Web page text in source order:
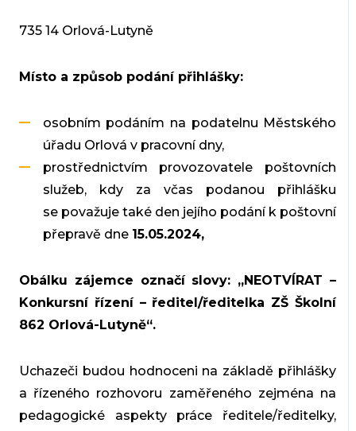
735 14 Orlová-Lutyně
Místo a způsob podání přihlášky:
osobním podáním na podatelnu Městského
úřadu Orlová v pracovní dny,
prostřednictvím provozovatele poštovních
služeb, kdy za včas podanou přihlášku
se považuje také den jejího podání k poštovní
přepravě dne 15.05.2024,
Obálku zájemce označí slovy: „NEOTVÍRAT –
Konkursní řízení – ředitel/ředitelka ZŠ Školní
862 Orlová-Lutyně“.
Uchazeči budou hodnoceni na základě přihlášky
a řízeného rozhovoru zaměřeného zejména na
pedagogické aspekty práce ředitele/ředitelky,